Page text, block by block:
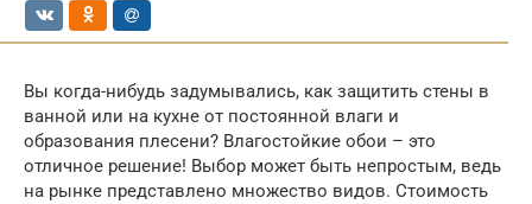
Вы когда-нибудь задумывались, как защитить стены в
ванной или на кухне от постоянной влаги и
образования плесени? Влагостойкие обои – это
отличное решение! Выбор может быть непростым, ведь
на рынке представлено множество видов. Стоимость